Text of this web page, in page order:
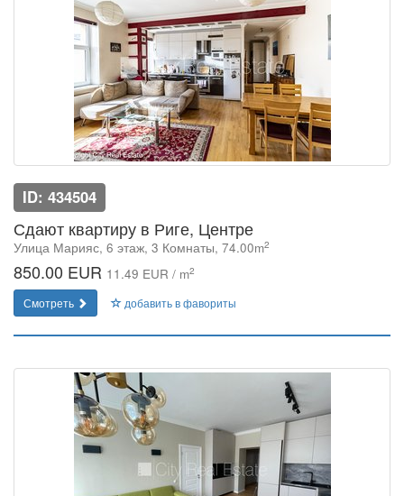
ID: 434504
Сдают квартиру в Риге, Центре
Улица Марияс, 6 этаж, 3 Комнаты, 74.00m2
850.00 EUR 11.49 EUR / m2
Смотреть добавить в фавориты